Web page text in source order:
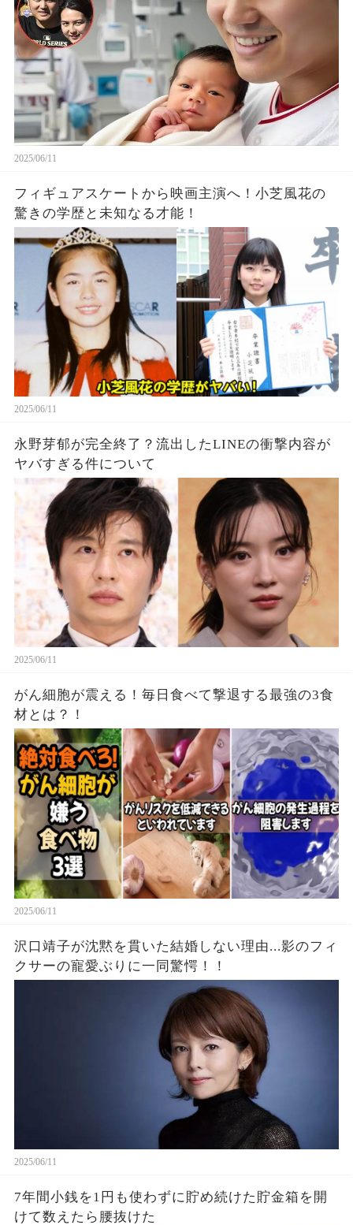
2025/06/11
フィギュアスケートから映画主演へ！小芝風花の
驚きの学歴と未知なる才能！
2025/06/11
永野芽郁が完全終了？流出したLINEの衝撃内容が
ヤバすぎる件について
2025/06/11
がん細胞が震える！毎日食べて撃退する最強の3食
材とは？！
2025/06/11
沢口靖子が沈黙を貫いた結婚しない理由...影のフィ
クサーの寵愛ぶりに一同驚愕！！
2025/06/11
7年間小銭を1円も使わずに貯め続けた貯金箱を開
けて数えたら腰抜けた